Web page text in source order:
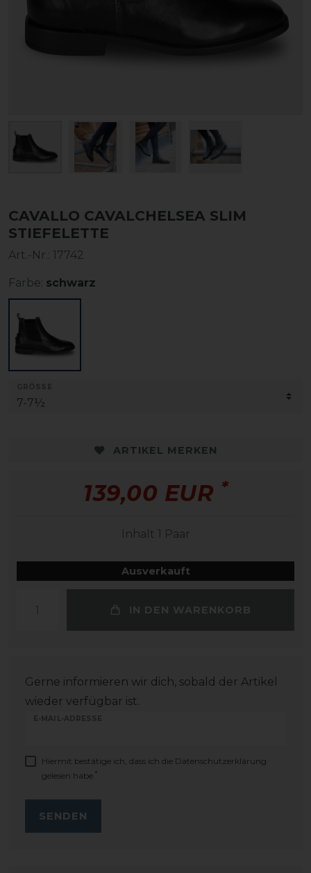
CAVALLO CAVALCHELSEA SLIM
STIEFELETTE
Art.-Nr.: 17742
Farbe: schwarz
ARTIKEL MERKEN
139,00 EUR *
Inhalt 1 Paar
Ausverkauft
IN DEN WARENKORB
Gerne informieren wir dich, sobald der Artikel
wieder verfügbar ist.
E-MAIL-ADRESSE
Hiermit bestätige ich, dass ich die Daten­schutz­erklärung
gelesen habe. *
SENDEN